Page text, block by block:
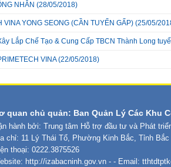
NHÂN (28/05/2018)
VINA YONG SEONG (CẦN TUYỂN GẤP) (25/05/
Lắp Chế Tạo & Cung Cấp TBCN Thành Long
VINA(22/05/2018)
quan chủ quản: Ban Quản Lý Các Khu
hành bởi: Trung tâm Hỗ trợ đầu tư và Phát
chỉ: 11 Lý Thái Tổ, Phường Kinh Bắc, Tỉnh Bắc
thoại: 0222.3875526
http://izabacninh.gov.vn - - Email: